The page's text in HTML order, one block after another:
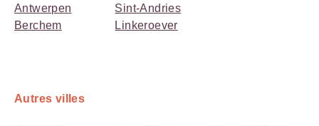
Antwerpen
Berchem
Sint-Andries
Linkeroever
Autres villes